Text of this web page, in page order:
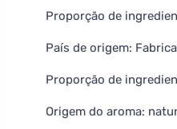
Proporção de
País de origem:
Proporção de
Origem do aroma: